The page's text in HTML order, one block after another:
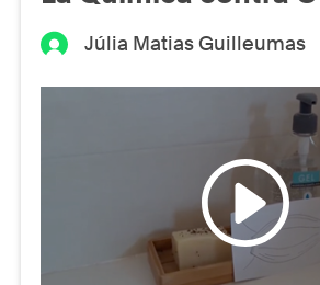
Júlia Matias Guilleumas